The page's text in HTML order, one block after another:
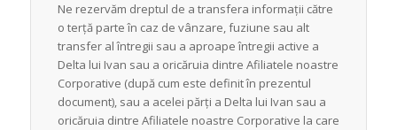
Ne rezervăm dreptul de a transfera informații către
o terță parte în caz de vânzare, fuziune sau alt
transfer al întregii sau a aproape întregii active a
Delta lui Ivan sau a oricăruia dintre Afiliatele noastre
Corporative (după cum este definit în prezentul
document), sau a acelei părți a Delta lui Ivan sau a
oricăruia dintre Afiliatele noastre Corporative la care